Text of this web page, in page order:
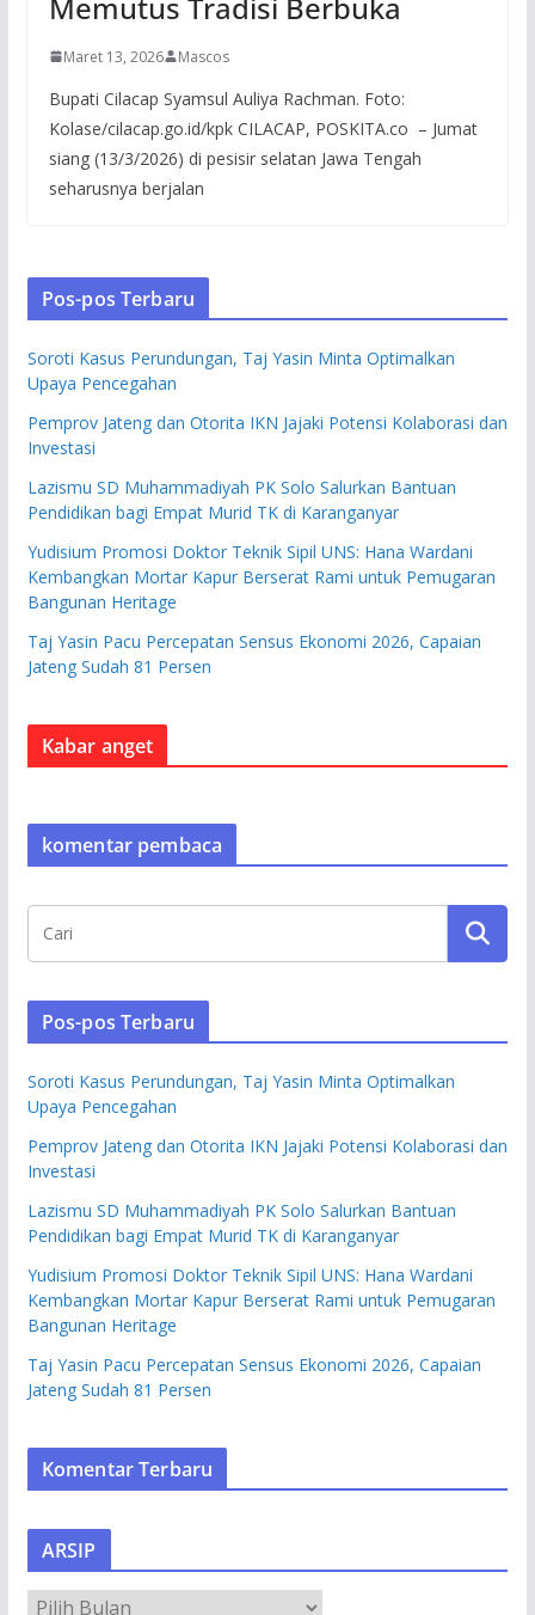
Maret 13, 2026 Mascos
Bupati Cilacap Syamsul Auliya Rachman. Foto:
Kolase/cilacap.go.id/kpk CILACAP, POSKITA.co – Jumat
siang (13/3/2026) di pesisir selatan Jawa Tengah
seharusnya berjalan
Pos-pos Terbaru
Soroti Kasus Perundungan, Taj Yasin Minta Optimalkan
Upaya Pencegahan
Pemprov Jateng dan Otorita IKN Jajaki Potensi Kolaborasi dan
Investasi
Lazismu SD Muhammadiyah PK Solo Salurkan Bantuan
Pendidikan bagi Empat Murid TK di Karanganyar
Yudisium Promosi Doktor Teknik Sipil UNS: Hana Wardani
Kembangkan Mortar Kapur Berserat Rami untuk Pemugaran
Bangunan Heritage
Taj Yasin Pacu Percepatan Sensus Ekonomi 2026, Capaian
Jateng Sudah 81 Persen
Kabar anget
komentar pembaca
Pos-pos Terbaru
Soroti Kasus Perundungan, Taj Yasin Minta Optimalkan
Upaya Pencegahan
Pemprov Jateng dan Otorita IKN Jajaki Potensi Kolaborasi dan
Investasi
Lazismu SD Muhammadiyah PK Solo Salurkan Bantuan
Pendidikan bagi Empat Murid TK di Karanganyar
Yudisium Promosi Doktor Teknik Sipil UNS: Hana Wardani
Kembangkan Mortar Kapur Berserat Rami untuk Pemugaran
Bangunan Heritage
Taj Yasin Pacu Percepatan Sensus Ekonomi 2026, Capaian
Jateng Sudah 81 Persen
Komentar Terbaru
ARSIP